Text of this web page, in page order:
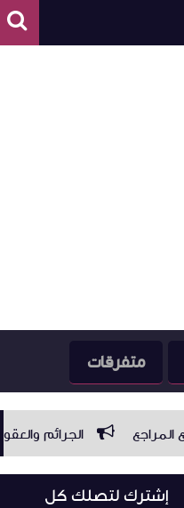
متفرقات
والعقوبات من إعداد
إشترك لتصلك كل